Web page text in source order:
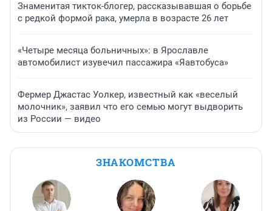
Знаменитая тикток-блогер, рассказывавшая о борьбе
с редкой формой рака, умерла в возрасте 26 лет
«Четыре месяца больничных»: в Ярославле
автомобилист изувечил пассажира «Яавтобуса»
Фермер Джастас Уолкер, известный как «веселый
молочник», заявил что его семью могут выдворить
из России — видео
ЗНАКОМСТВА